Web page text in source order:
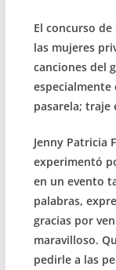
El concurso
las mujeres
canciones del
especialmente
pasarela; traje
Jenny Patricia
experimentó
en un evento
palabras,
gracias por
maravilloso.
pedirle a las